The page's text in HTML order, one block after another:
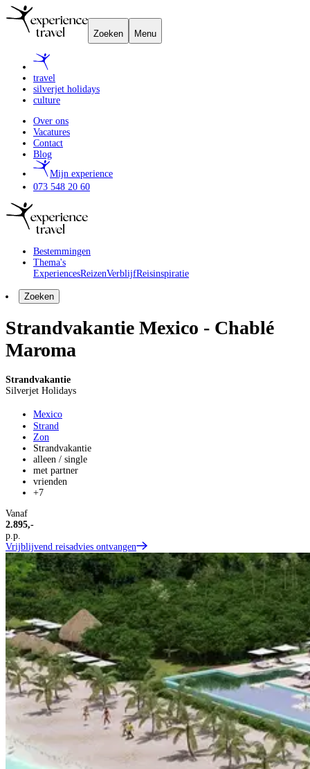
Zoeken Menu
travel
silverjet holidays
culture
Over ons
Vacatures
Contact
Blog
Mijn experience
073 548 20 60
Bestemmingen
Thema's
ExperiencesReizenVerblijfReisinspiratie
Zoeken
Strandvakantie Mexico - Chablé
Maroma
Strandvakantie
Silverjet Holidays
Mexico
Strand
Zon
Strandvakantie
alleen / single
met partner
vrienden
+7
Vanaf
2.895,-
p.p.
Vrijblijvend reisadvies ontvangen